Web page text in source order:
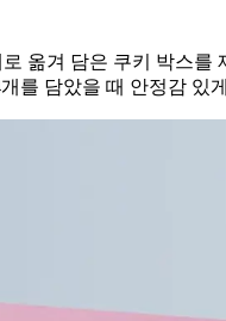
옮겨 담은 쿠키 박스
를 담았을 때 안정감 있